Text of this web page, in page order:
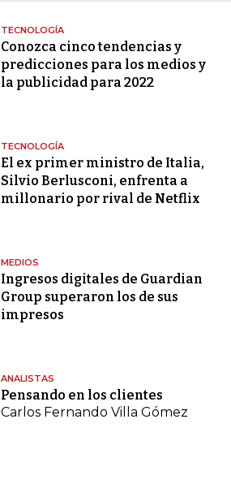
TECNOLOGÍA
Conozca cinco tendencias y
predicciones para los medios y
la publicidad para 2022
TECNOLOGÍA
El ex primer ministro de Italia,
Silvio Berlusconi, enfrenta a
millonario por rival de Netflix
MEDIOS
Ingresos digitales de Guardian
Group superaron los de sus
impresos
ANALISTAS
Pensando en los clientes
Carlos Fernando Villa Gómez